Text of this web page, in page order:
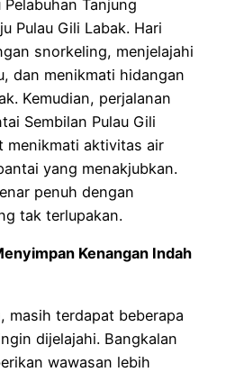
Tanjung
Pulau Gili Labak. Hari
snorkeling, menjelajahi
dan menikmati hidangan
Kemudian, perjalanan
Sembilan Pulau Gili
menikmati aktivitas air
yang menakjubkan.
penuh dengan
tak terlupakan.
Kenangan Indah
masih terdapat beberapa
dijelajahi. Bangkalan
wawasan lebih